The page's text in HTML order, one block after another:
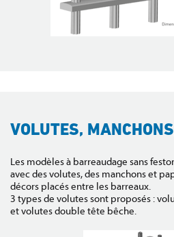
VOLUTES,
Les modèles à barreaudage sans
avec des volutes, des manchons et
décors placés entre les barreaux.
3 types de volutes sont proposés :
et volutes double tête bêche.